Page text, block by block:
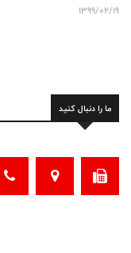
1399/02/19
ما را دنبال کنید